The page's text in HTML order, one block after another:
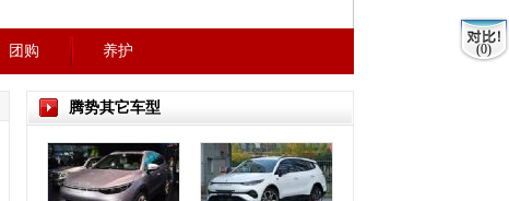
团购 养护
腾势其它车型
(0)